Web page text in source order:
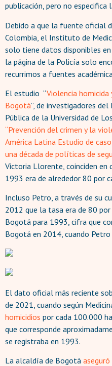
publicación, pero no
Debido a que la fuente oficial
Colombia, el Instituto de
solo tiene datos disponibles en
la página de la Policía solo
recurrimos a fuentes
El estudio “Violencia
Bogotá”, de investigadores
Pública de la Universidad de
“Prevención del crimen y la
América Latina Estudio de
una década de políticas de
Victoria Llorente, coinciden en
1993 era de alrededor 80 por
Incluso Petro, a través de su
2012 que la tasa era de 80
Bogotá para 1993, cifra que
Bogotá en 2014, cuando
El dato oficial más reciente
de 2021, cuando según
homicidios por cada 100.000
que corresponde
se registraba en 1993.
La alcaldía de Bogotá aseguró